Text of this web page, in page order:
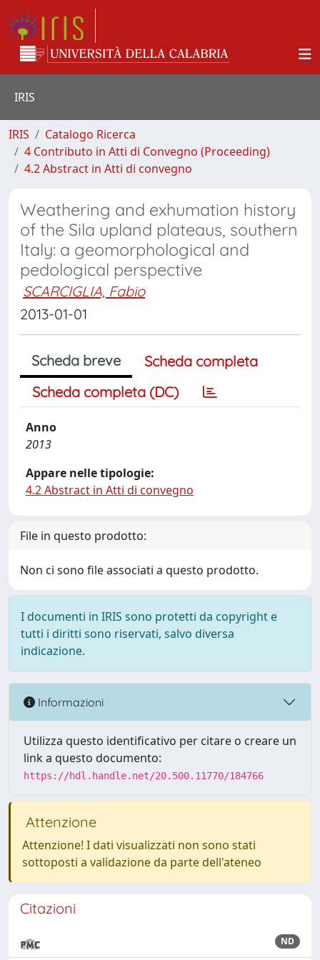
IRIS
IRIS
Catalogo Ricerca
4 Contributo in Atti di Convegno (Proceeding)
4.2 Abstract in Atti di convegno
Weathering and exhumation history
of the Sila upland plateaus, southern
Italy: a geomorphological and
pedological perspective
SCARCIGLIA, Fabio
2013-01-01
Scheda breve
Scheda completa
Scheda completa (DC)
Anno
2013
Appare nelle tipologie:
4.2 Abstract in Atti di convegno
File in questo prodotto:
Non ci sono file associati a questo prodotto.
I documenti in IRIS sono protetti da copyright e
tutti i diritti sono riservati, salvo diversa
indicazione.
Informazioni
Utilizza questo identificativo per citare o creare un
link a questo documento:
https://hdl.handle.net/20.500.11770/184766
Attenzione
Attenzione! I dati visualizzati non sono stati
sottoposti a validazione da parte dell'ateneo
Citazioni
ND